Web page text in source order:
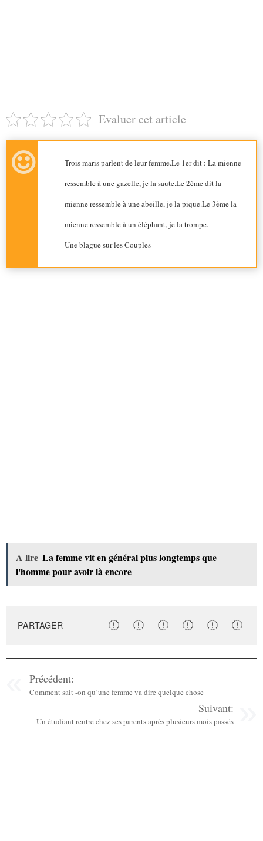
Evaluer cet article
Trois maris parlent de leur femme.Le 1er dit : La mienne
ressemble à une gazelle, je la saute.Le 2ème dit la
mienne ressemble à une abeille, je la pique.Le 3ème la
mienne ressemble à un éléphant, je la trompe.
Une blague sur les Couples
A lire La femme vit en général plus longtemps que
l'homme pour avoir là encore
PARTAGER
Précédent:
Comment sait -on qu’une femme va dire quelque chose
Suivant:
Un étudiant rentre chez ses parents après plusieurs mois passés